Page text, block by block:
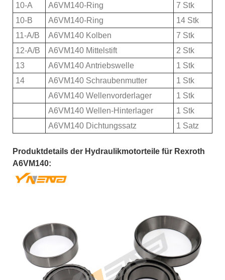
10-A
A6VM140-Ring
7 Stk
10-B
A6VM140-Ring
14 Stk
11-A/B
A6VM140 Kolben
7 Stk
12-A/B
A6VM140 Mittelstift
2 Stk
13
A6VM140 Antriebswelle
1 Stk
14
A6VM140 Schraubenmutter
1 Stk
A6VM140 Wellenvorderlager
1 Stk
A6VM140 Wellen-Hinterlager
1 Stk
A6VM140 Dichtungssatz
1 Satz
Produktdetails der Hydraulikmotorteile für Rexroth
A6VM140: